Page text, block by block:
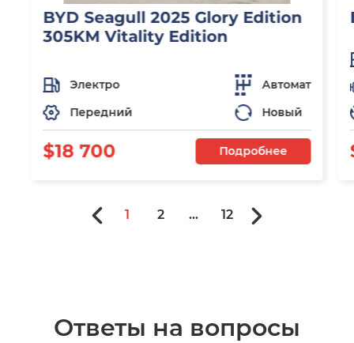
BYD Seagull 2025 Glory Edition
305KM Vitality Edition
Электро
Автомат
Передний
Новый
$18 700 Подробнее
1 2 ... 12
Ответы на вопросы